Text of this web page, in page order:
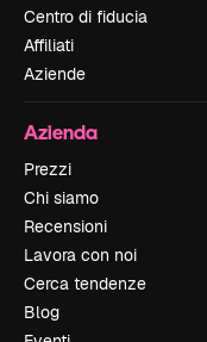
Centro di fiducia
Affiliati
Aziende
Azienda
Prezzi
Chi siamo
Recensioni
Lavora con noi
Cerca tendenze
Blog